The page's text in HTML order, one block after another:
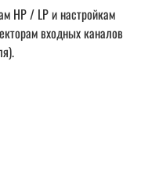
HP / LP и настройкам
входных каналов